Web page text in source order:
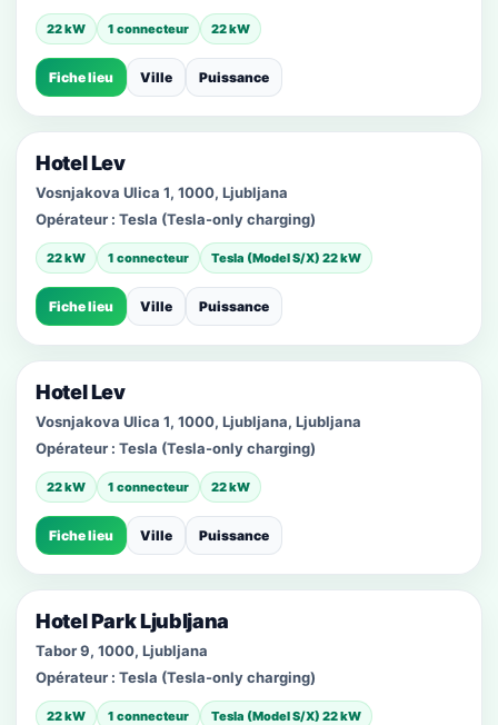
22 kW 1 connecteur 22 kW
Fiche lieu Ville Puissance
Hotel Lev
Vosnjakova Ulica 1, 1000, Ljubljana
Opérateur : Tesla (Tesla-only charging)
22 kW 1 connecteur Tesla (Model S/X) 22 kW
Fiche lieu Ville Puissance
Hotel Lev
Vosnjakova Ulica 1, 1000, Ljubljana, Ljubljana
Opérateur : Tesla (Tesla-only charging)
22 kW 1 connecteur 22 kW
Fiche lieu Ville Puissance
Hotel Park Ljubljana
Tabor 9, 1000, Ljubljana
Opérateur : Tesla (Tesla-only charging)
22 kW 1 connecteur Tesla (Model S/X) 22 kW